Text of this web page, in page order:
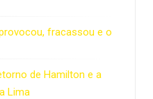
fracassou e o
de Hamilton e a
Lima